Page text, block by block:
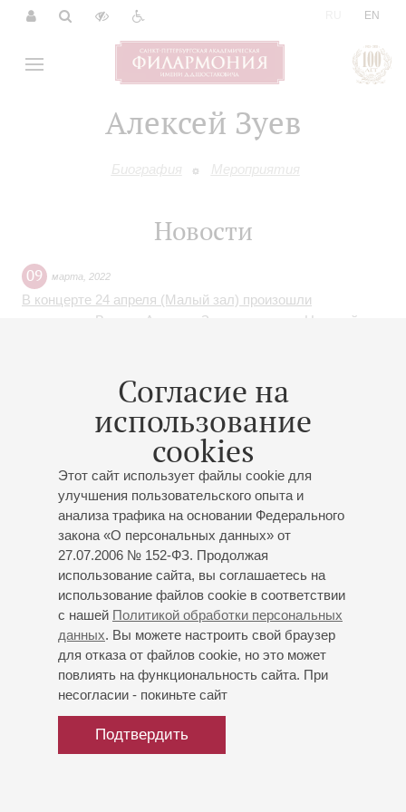
EN
Алексей Зуев
Биография Мероприятия
Согласие на
использование
cookies
Этот сайт использует файлы cookie для
улучшения пользовательского опыта и
анализа трафика на основании Федерального
закона «О персональных данных» от
27.07.2006 № 152-ФЗ. Продолжая
использование сайта, вы соглашаетесь на
использование файлов cookie в соответствии
с нашей Политикой обработки персональных
данных. Вы можете настроить свой браузер
для отказа от файлов cookie, но это может
повлиять на функциональность сайта. При
несогласии - покиньте сайт
Подтвердить
Новости
09 марта 2022
В концерте 24 апреля (Малый зал) произошли
изменения. Вместо Алексея Зуева выступит Николай